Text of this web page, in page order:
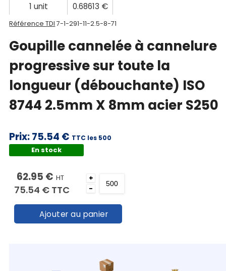
1 unit
0.68613 €
Référence TDI 7-1-291-11-2.5-8-71
Goupille cannelée à cannelure
progressive sur toute la
longueur (débouchante) ISO
8744 2.5mm X 8mm acier S250
Prix:75.54 € TTC les 500
En stock
62.95 € HT
75.54 € TTC
+
-
Ajouter au panier